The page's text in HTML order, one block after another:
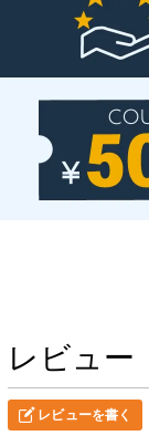
レビュー
レビューを書く